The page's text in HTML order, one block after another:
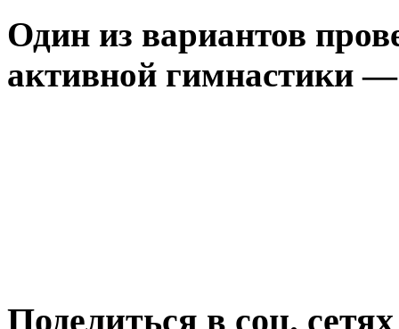
Один из вариантов
активной гимнастики
Поделиться в соц. сетях